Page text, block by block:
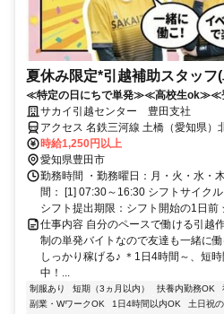
夏休み限定*引越補助スタッフ
≪特定の日にちで単発≫≪高校生ok≫≪
ト♪サカイ引越センター 豊田支社
アクセス 名鉄三河線 土橋（愛知県）
三河豊田徒歩約32分、愛知環状鉄道
時給1,250円以上
愛知県豊田市
勤務時間 ・勤務曜日：月・火・水・
間： [1] 07:30～16:30 シフトサイク
シフト提出期限：シフト開始の1日前
仕事内容 自分のペースで働ける引越
制の単発バイトなので友達も一緒に
しっかり稼げる♪ ＊1日4時間～、短
中！...
制服あり 短期（3ヵ月以内） 扶養内勤務OK
副業・WワークOK
1日4時間以内OK 土日祝